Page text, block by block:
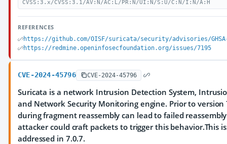
CVSS:3.x/CVSS:3.1/AV:N/AC:L/PR:N/UI:N/S:U/C:N/I:N/A:H
REFERENCES
https://github.com/OISF/suricata/security/advisories/GHSA-
https://redmine.openinfosecfoundation.org/issues/7195
CVE-2024-45796 CVE-2024-45796
Suricata is a network Intrusion Detection System,
and Network Security Monitoring engine. Prior to version
during fragment reassembly can lead to failed
attacker could craft packets to trigger this behavior.This
addressed in 7.0.7.